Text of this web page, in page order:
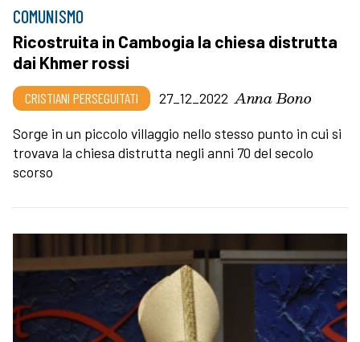
COMUNISMO
Ricostruita in Cambogia la chiesa distrutta
dai Khmer rossi
CRISTIANI PERSEGUITATI 27_12_2022 Anna Bono
Sorge in un piccolo villaggio nello stesso punto in cui si
trovava la chiesa distrutta negli anni 70 del secolo
scorso